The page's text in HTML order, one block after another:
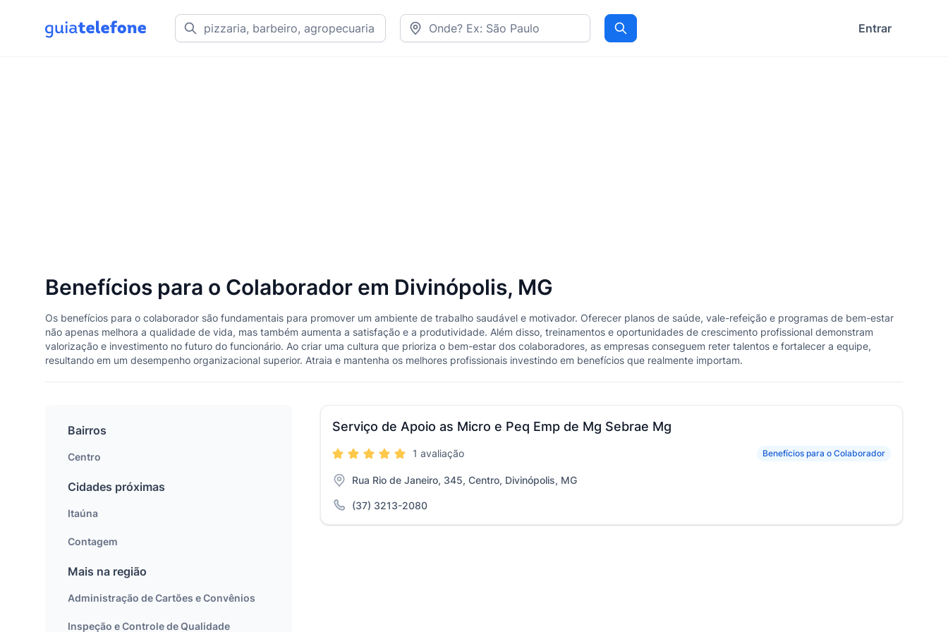
Procurar Entrar
Benefícios para o Colaborador em Divinópolis, MG
Os benefícios para o colaborador são fundamentais para promover um ambiente de trabalho saudável e motivador. Oferecer planos de saúde, vale-refeição e programas de bem-estar
não apenas melhora a qualidade de vida, mas também aumenta a satisfação e a produtividade. Além disso, treinamentos e oportunidades de crescimento profissional demonstram
valorização e investimento no futuro do funcionário. Ao criar uma cultura que prioriza o bem-estar dos colaboradores, as empresas conseguem reter talentos e fortalecer a equipe,
resultando em um desempenho organizacional superior. Atraia e mantenha os melhores profissionais investindo em benefícios que realmente importam.
Serviço de Apoio as Micro e Peq Emp de Mg Sebrae Mg
Benefícios para o Colaborador
1 avaliação
Rua Rio de Janeiro, 345, Centro, Divinópolis, MG
(37) 3213-2080
Bairros
Centro
Cidades próximas
Itaúna
Contagem
Mais na região
Administração de Cartões e Convênios
Inspeção e Controle de Qualidade